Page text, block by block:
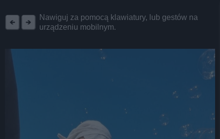
Nawiguj za pomocą klawiatury, lub gestów na
urządzeniu mobilnym.